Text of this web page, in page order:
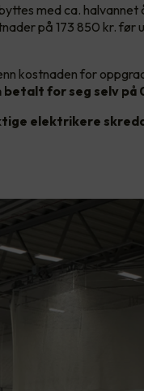
med ca. halvannet
på 173 850 kr. før
kostnaden for
for seg selv på
elektrikere